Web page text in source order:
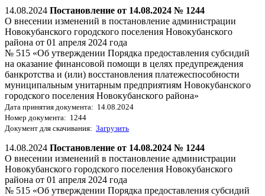
14.08.2024 Постановление от 14.08.2024 № 1244
О внесении изменений в постановление администрации
Новокубанского городского поселения Новокубанского
района от 01 апреля 2024 года
№ 515 «Об утверждении Порядка предоставления субсидий
на оказание финансовой помощи в целях предупреждения
банкротства и (или) восстановления платежеспособности
муниципальным унитарным предприятиям Новокубанского
городского поселения Новокубанского района»
Дата принятия документа: 14.08.2024
Номер документа: 1244
Документ для скачивания: Загрузить
14.08.2024 Постановление от 14.08.2024 № 1244
О внесении изменений в постановление администрации
Новокубанского городского поселения Новокубанского
района от 01 апреля 2024 года
№ 515 «Об утверждении Порядка предоставления субсидий